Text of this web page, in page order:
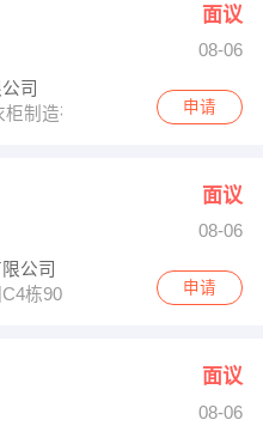
面议
08-06
司
制造有限公司
申请
面议
08-06
公司
栋901
申请
面议
08-06